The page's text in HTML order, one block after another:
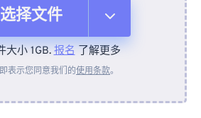
选择文件
设备
大小 1GB.报名了解更多
表示您同意我们的使用条款。